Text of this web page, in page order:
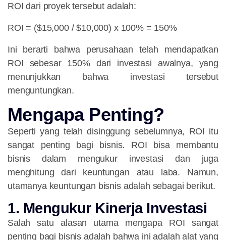
ROI dari proyek tersebut adalah:
ROI = ($15,000 / $10,000) x 100% = 150%
Ini berarti bahwa perusahaan telah mendapatkan
ROI sebesar 150% dari investasi awalnya, yang
menunjukkan bahwa investasi tersebut
menguntungkan.
Mengapa Penting?
Seperti yang telah disinggung sebelumnya, ROI itu
sangat penting bagi bisnis. ROI bisa membantu
bisnis dalam mengukur investasi dan juga
menghitung dari keuntungan atau laba. Namun,
utamanya keuntungan bisnis adalah sebagai berikut.
1. Mengukur Kinerja Investasi
Salah satu alasan utama mengapa ROI sangat
penting bagi bisnis adalah bahwa ini adalah alat yang